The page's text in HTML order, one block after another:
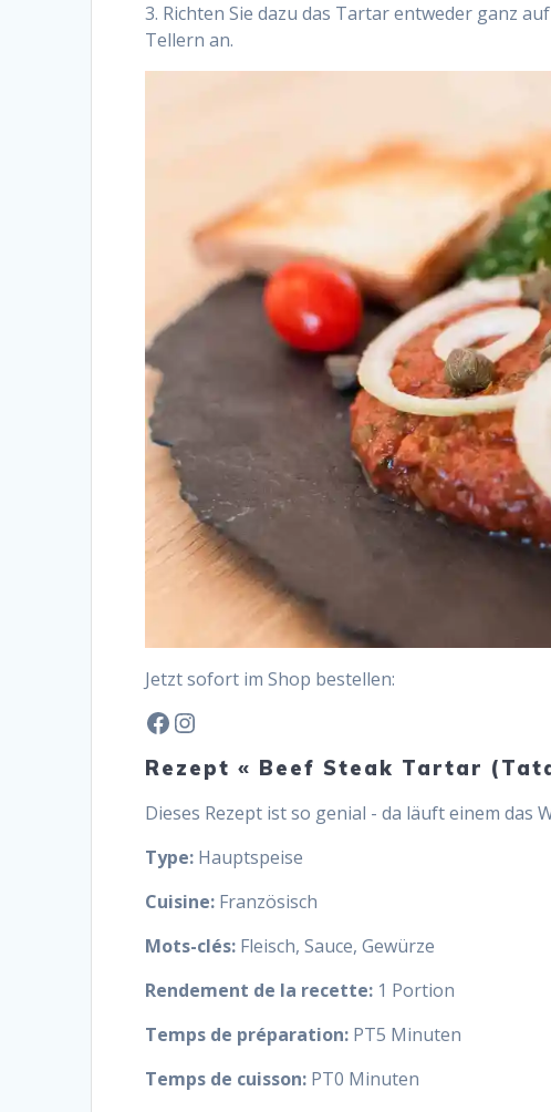
3. Richten Sie dazu das Tartar entweder ganz
Tellern an.
Jetzt sofort im Shop bestellen:
Facebook
Instagram
Rezept « Beef Steak Tartar
Dieses Rezept ist so genial - da läuft einem das
Type: Hauptspeise
Cuisine: Französisch
Mots-clés: Fleisch, Sauce, Gewürze
Rendement de la recette: 1 Portion
Temps de préparation: PT5 Minuten
Temps de cuisson: PT0 Minuten